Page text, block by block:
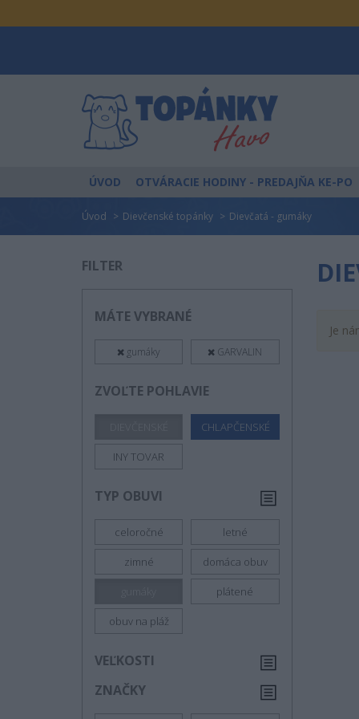
ÚVOD OTVÁRACIE HODINY - PREDAJŇA KE-PO
Úvod Dievčenské topánky Dievčatá - gumáky
FILTER
MÁTE VYBRANÉ
gumáky GARVALIN
ZVOĽTE POHLAVIE
CHLAPČENSKÉ
INY TOVAR
TYP OBUVI
celoročné letné
zimné domáca obuv
plátené
obuv na pláž
VEĽKOSTI
17 20
ZNAČKY
Je